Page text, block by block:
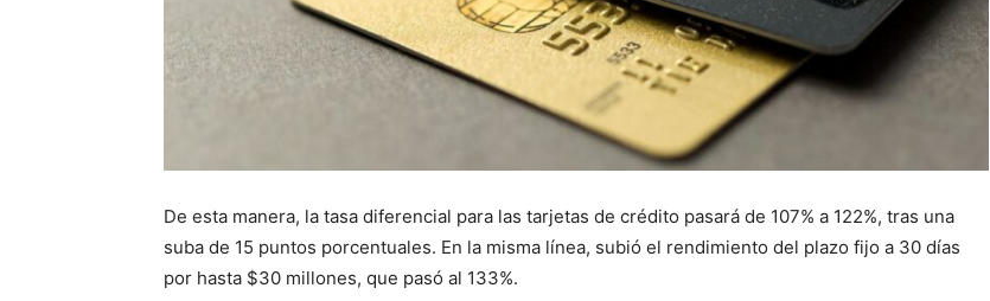
De esta manera, la tasa diferencial para las tarjetas de crédito pasará de 107% a 122%, tras una
suba de 15 puntos porcentuales. En la misma línea, subió el rendimiento del plazo fijo a 30 días
por hasta $30 millones, que pasó al 133%.